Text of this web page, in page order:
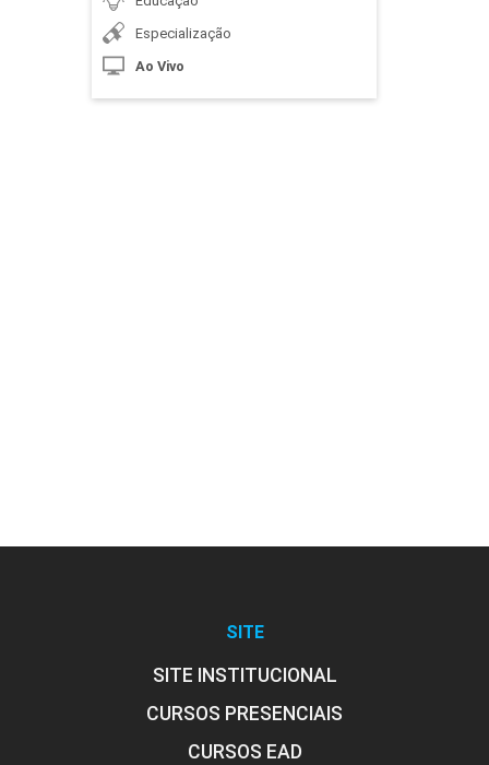
10h
Os Educandos e a
Aprendizagem de Conteúdos
Especialização
Ao Vivo
SITE
SITE INSTITUCIONAL
CURSOS PRESENCIAIS
CURSOS EAD